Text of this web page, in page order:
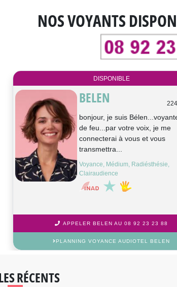
NOS VOYANTS
DISPONIBLE
BELEN
bonjour, je suis
de feu...par votre voix, je me
connecterai à vous et vous
transmettra...
Voyance, Médium, Radiésthésie,
Clairaudience
APPELER BELEN AU 08 92 23 23 88
PLANNING VOYANCE AUDIOTEL BELEN
RÉCENTS